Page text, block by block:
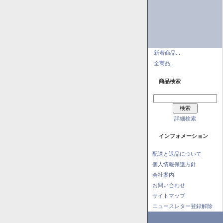
新着商品...
全商品...
商品検索
詳細検索
インフォメーション
配送と返品について
個人情報保護方針
会社案内
お問い合わせ
サイトマップ
ニュースレター登録解除